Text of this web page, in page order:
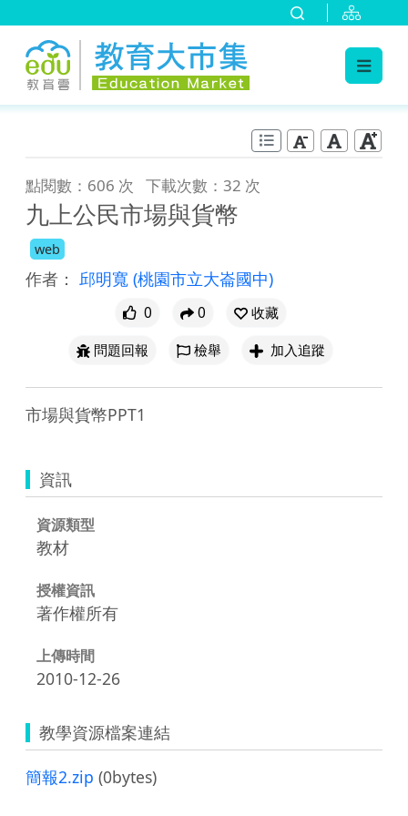
點閱數：606 次 下載次數：32 次
九上公民市場與貨幣
web
作者： 邱明寬 (桃園市立大崙國中)
0 0
收藏
問題回報
檢舉 加入追蹤
市場與貨幣PPT1
資訊
資源類型
教材
授權資訊
著作權所有
上傳時間
2010-12-26
教學資源檔案連結
簡報2.zip (0bytes)